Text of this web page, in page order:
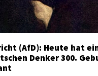
(AfD): Heute hat
Denker 300.